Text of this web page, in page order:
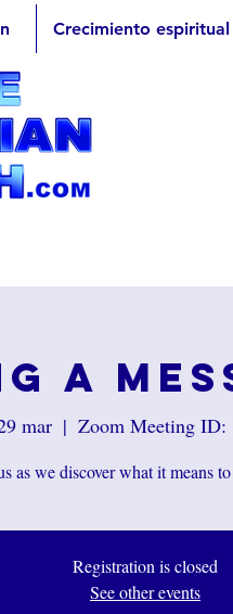
Crecimiento espiritual
a
mar
  |
Zoom Meeting ID:
as we discover what it means
Registration is closed
See other events